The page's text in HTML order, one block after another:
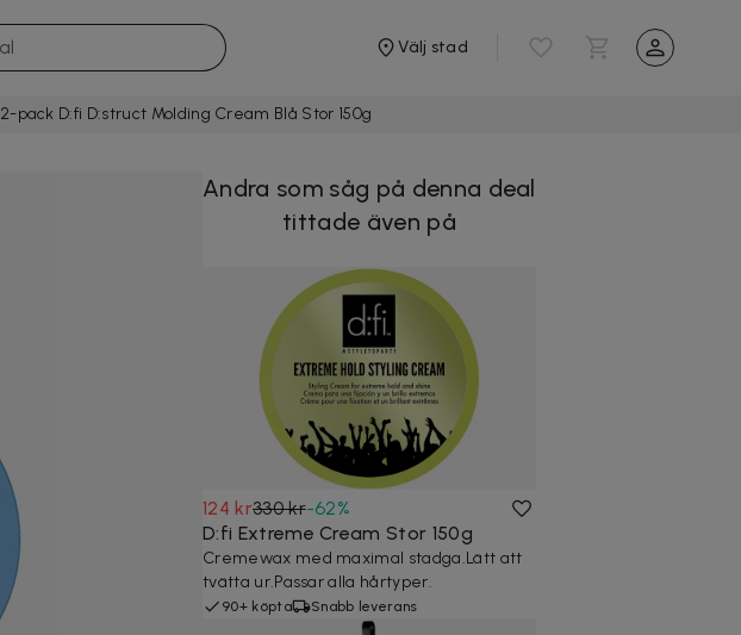
Välj stad
2-pack D:fi D:struct Molding Cream Blå Stor 150g
Andra som såg på denna deal
tittade även på
124 kr330 kr-62%
D:fi Extreme Cream Stor 150g
Cremewax med maximal stadga.Lätt att
tvätta ur.Passar alla hårtyper.
90+ köpta Snabb leverans